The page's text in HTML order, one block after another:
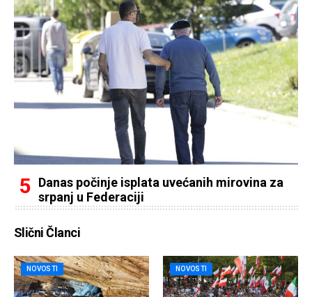
Danas počinje isplata uvećanih mirovina za
srpanj u Federaciji
Slični Članci
NOVOSTI NOVOSTI